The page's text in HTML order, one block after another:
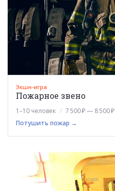
Экшн-игра
Пожарное звено
1–10 человек
7 500 ₽ — 8 500 ₽
Потушить пожар →